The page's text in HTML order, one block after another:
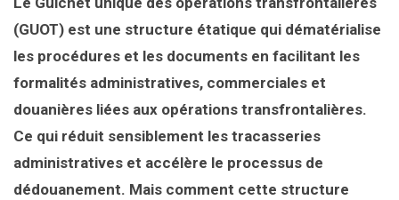
(GUOT) est une structure étatique qui dématérialise
les procédures et les documents en facilitant les
formalités administratives, commerciales et
douanières liées aux opérations transfrontalières.
Ce qui réduit sensiblement les tracasseries
administratives et accélère le processus de
dédouanement. Mais comment cette structure